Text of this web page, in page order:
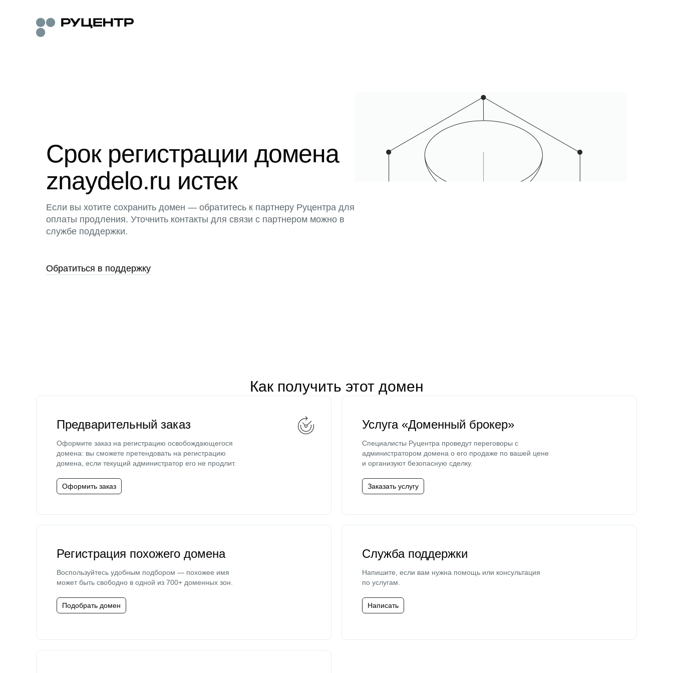
Срок регистрации домена
znaydelo.ru истек
Если вы хотите сохранить домен — обратитесь к партнеру Руцентра для
оплаты продления. Уточнить контакты для связи с партнером можно в
службе поддержки.
Обратиться в поддержку
Как получить этот домен
Предварительный заказ
Оформите заказ на регистрацию освобождающегося
домена: вы сможете претендовать на регистрацию
домена, если текущий администратор его не продлит.
Оформить заказ
Услуга «Доменный брокер»
Специалисты Руцентра проведут переговоры с
администратором домена о его продаже по вашей цене
и организуют безопасную сделку.
Заказать услугу
Регистрация похожего домена
Воспользуйтесь удобным подбором — похожее имя
может быть свободно в одной из 700+ доменных зон.
Подобрать домен
Служба поддержки
Напишите, если вам нужна помощь или консультация
по услугам.
Написать